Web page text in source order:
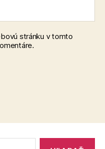
stránku v tomto